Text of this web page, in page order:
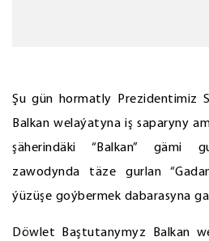
Şu gün hormatly Prezidentimiz
Balkan welaýatyna iş saparyny
şäherindäki “Balkan” gämi
zawodynda täze gurlan
ýüzüşe goýbermek dabarasyna
Döwlet Baştutanymyz Balkan